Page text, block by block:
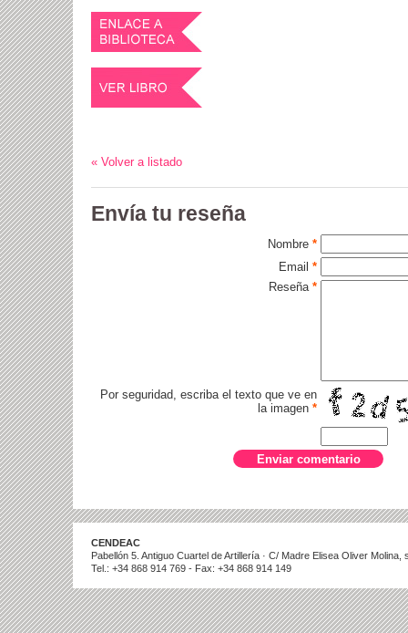
« Volver a listado
Envía tu reseña
Nombre *
Email *
Reseña *
Por seguridad, escriba el texto que ve en
la imagen *
CENDEAC
Pabellón 5. Antiguo Cuartel de Artillería · C/ Madre Elisea Oliver
Tel.: +34 868 914 769 - Fax: +34 868 914 149